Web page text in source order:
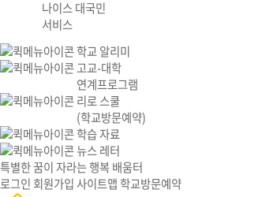
나이스 대국민
서비스
학교 알리미
고교-대학
연계프로그램
리로 스쿨
(학교방문예약)
학습 자료
뉴스 레터
특별한 꿈이 자라는 행복 배움터
로그인 회원가입사이트맵학교방문예약